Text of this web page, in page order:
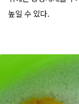
높일 수 있다.